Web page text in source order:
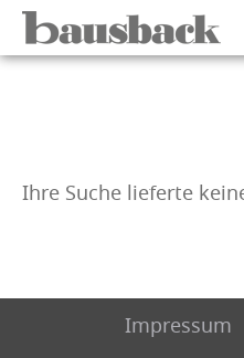
Ihre Suche lieferte
Impressum